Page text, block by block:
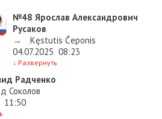
№48 Ярослав Александрович
Русаков
→
Kęstutis Čeponis
04.07.2025 08:23
↓ Развернуть
Радченко
Соколов
11:50